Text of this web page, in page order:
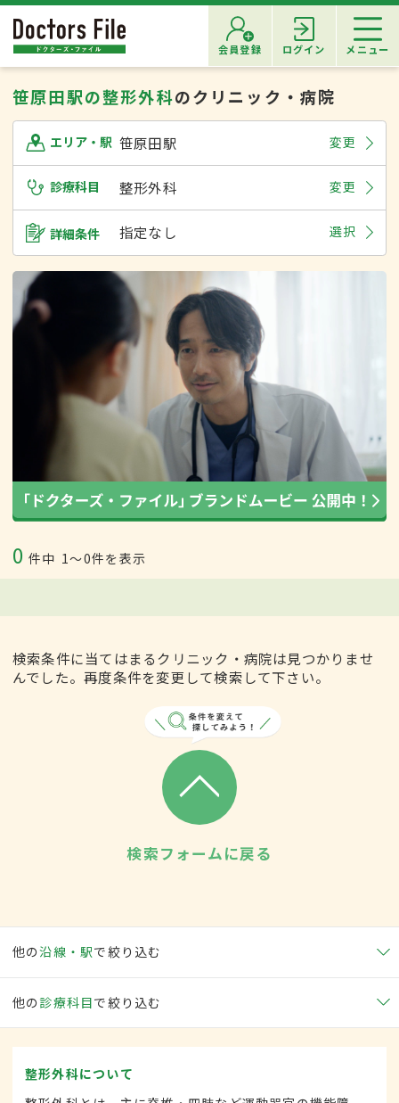
会員登録 ログイン メニュー
笹原田駅の整形外科のクリニック・病院
エリア・駅 笹原田駅 変更
診療科目 整形外科 変更
詳細条件 指定なし 選択
0 件中 1〜0件を表示
検索条件に当てはまるクリニック・病院は見つかりませ
んでした。再度条件を変更して検索して下さい。
検索フォームに戻る
他の沿線・駅で絞り込む
他の 診療科目で絞り込む
整形外科について